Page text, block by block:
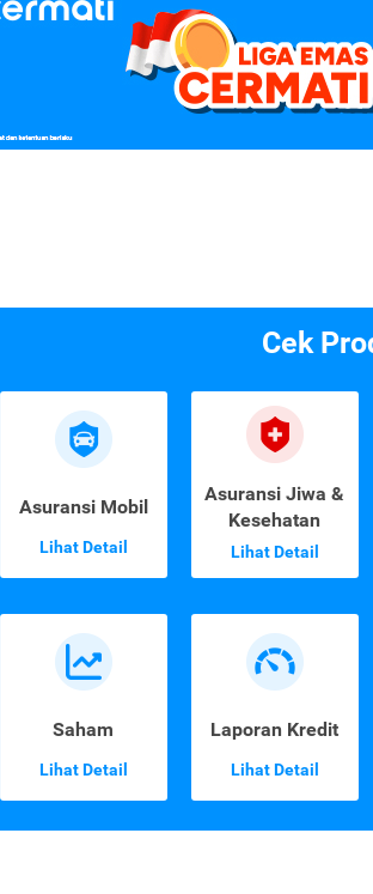
Cek
Asuransi Mobil
Lihat Detail
Asuransi Jiwa &
Kesehatan
Lihat Detail
Saham
Lihat Detail
Laporan Kredit
Lihat Detail